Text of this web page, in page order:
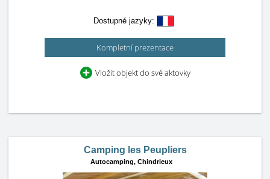
Dostupné jazyky:
Kompletní prezentace
Vložit objekt do své aktovky
Camping les Peupliers
Autocamping, Chindrieux